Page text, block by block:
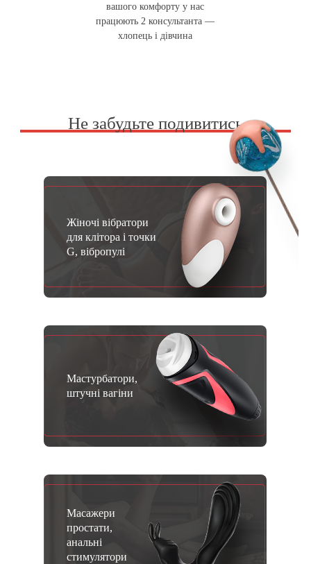
вашого комфорту у нас
працюють 2 консультанта —
хлопець і дівчина
Не забудьте подивитись
Жіночі вібратори
для клітора і точки
G, вібропулі
Мастурбатори,
штучні вагіни
Масажери
простати,
анальні
стимулятори